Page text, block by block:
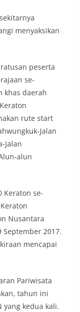
menyaksikan
peserta
se-
khas daerah
rute start
Jalan
Jalan
alun
Keraton se-
Nusantara
September 2017.
mencapai
Pariwisata
tahun ini
yang kedua kali.